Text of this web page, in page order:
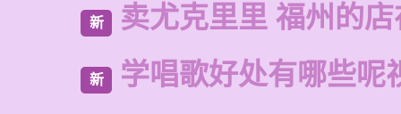
新 卖尤克里里 福州的
新 学唱歌好处有哪些呢